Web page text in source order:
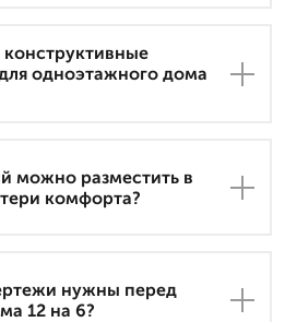
одноэтажного дома
можно разместить в
комфорта?
нужны перед
12 на 6?